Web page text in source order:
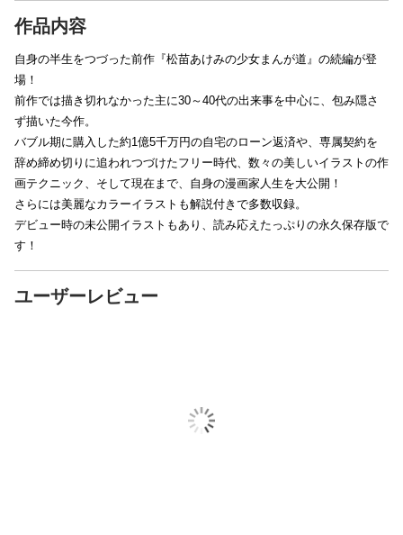
作品内容
自身の半生をつづった前作『松苗あけみの少女まんが道』の続編が登
場！
前作では描き切れなかった主に30～40代の出来事を中心に、包み隠さ
ず描いた今作。
バブル期に購入した約1億5千万円の自宅のローン返済や、専属契約を
辞め締め切りに追われつづけたフリー時代、数々の美しいイラストの作
画テクニック、そして現在まで、自身の漫画家人生を大公開！
さらには美麗なカラーイラストも解説付きで多数収録。
デビュー時の未公開イラストもあり、読み応えたっぷりの永久保存版で
す！
ユーザーレビュー